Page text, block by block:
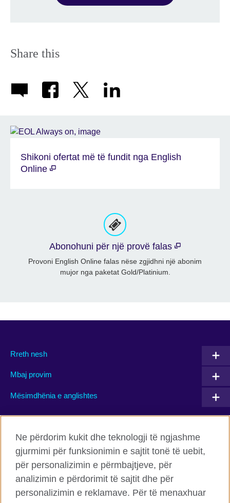
Share this
Shikoni ofertat më të fundit nga English
Online
Abonohuni për një provë falas
Provoni English Online falas nëse zgjidhni një abonim
mujor nga paketat Gold/Platinium.
Rreth nesh
Mbaj provim
Mësimdhënia e anglishtes
Facebook Twitter
Flickr TikTok
Ne përdorim kukit dhe teknologji të ngjashme
gjurmimi për funksionimin e sajtit tonë të uebit,
për personalizimin e përmbajtjeve, për
analizimin e përdorimit të sajtit dhe për
personalizimin e reklamave. Për të menaxhuar